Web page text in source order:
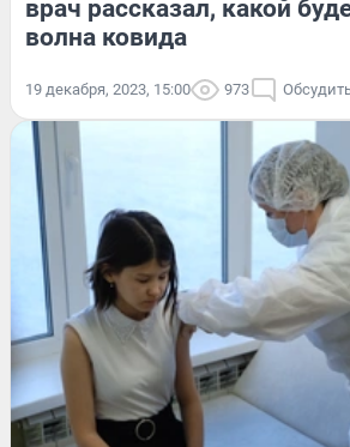
врач рассказал, какой
волна ковида
19 декабря, 2023, 15:00 973